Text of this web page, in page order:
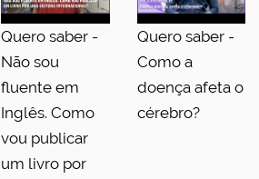
Quero saber -
Não sou
fluente em
Inglês. Como
vou publicar
um livro por
Quero saber -
Como a
doença afeta o
cérebro?